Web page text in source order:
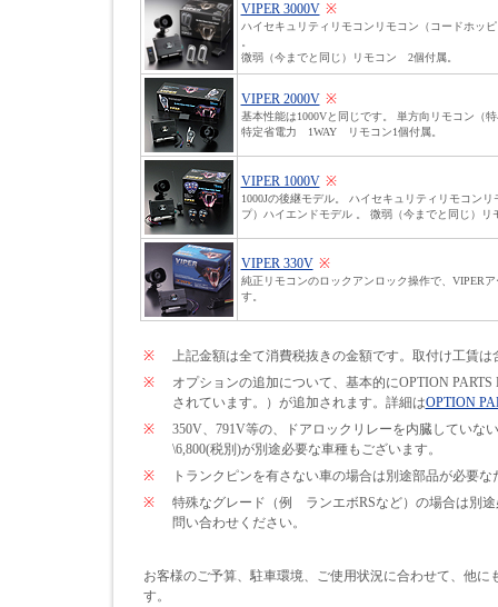
VIPER 3000V ※
ハイセキュリティリモコンリモコン（コードホッ
微弱（今までと同じ）リモコン 2個付属。
VIPER 2000V ※
基本性能は1000Vと同じです。 単方向リモコン（
特定省電力 1WAY リモコン1個付属。
VIPER 1000V ※
1000Jの後継モデル。 ハイセキュリティリモコン
プ）ハイエンドモデル 。 微弱（今までと同じ）
VIPER 330V ※
純正リモコンのロックアンロック操作で、VIPER
す。
※
上記金額は全て消費税抜きの金額です。取付け工賃は
※
オプションの追加について、基本的にOPTION
されています。）が追加されます。詳細はOPTION
※
350V、791V等の、ドアロックリレーを内臓してい
\6,800(税別)が別途必要な車種もございます。
※
トランクピンを有さない車の場合は別途部品が必要な
※
特殊なグレード（例 ランエボRSなど）の場合は別
問い合わせください。
お客様のご予算、駐車環境、ご使用状況に合わせて、他に
す。